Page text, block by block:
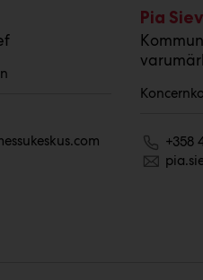
Pia
+358